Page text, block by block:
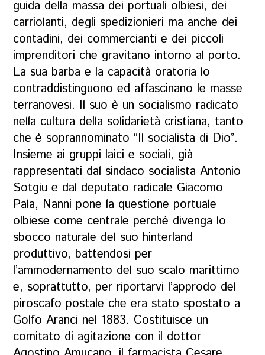
guida della massa dei portuali olbiesi, dei
carriolanti, degli spedizionieri ma anche dei
contadini, dei commercianti e dei piccoli
imprenditori che gravitano intorno al porto.
La sua barba e la capacità oratoria lo
contraddistinguono ed affascinano le masse
terranovesi. Il suo è un socialismo radicato
nella cultura della solidarietà cristiana, tanto
che è soprannominato “Il socialista di Dio”.
Insieme ai gruppi laici e sociali, già
rappresentati dal sindaco socialista Antonio
Sotgiu e dal deputato radicale Giacomo
Pala, Nanni pone la questione portuale
olbiese come centrale perché divenga lo
sbocco naturale del suo hinterland
produttivo, battendosi per
l’ammodernamento del suo scalo marittimo
e, soprattutto, per riportarvi l’approdo del
piroscafo postale che era stato spostato a
Golfo Aranci nel 1883. Costituisce un
comitato di agitazione con il dottor